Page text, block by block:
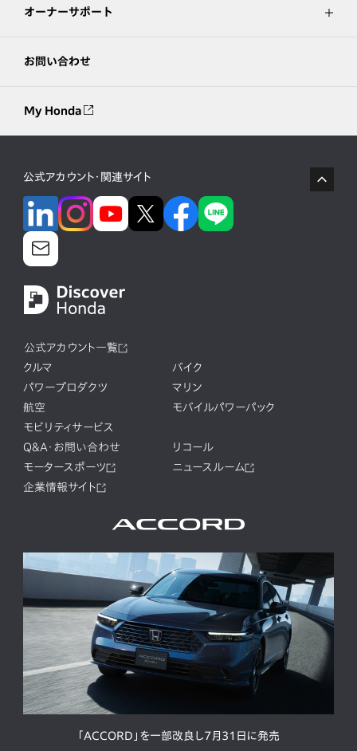
オーナーサポート
お問い合わせ
My Honda
公式アカウント・関連サイト
公式アカウント一覧
クルマ
バイク
パワープロダクツ
マリン
航空
モバイルパワーパック
モビリティサービス
Q&A・お問い合わせ
リコール
モータースポーツ
ニュースルーム
企業情報サイト
「ACCORD」を一部改良し7月31日に発売